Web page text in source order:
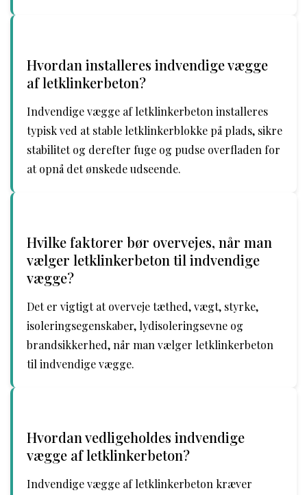
Hvordan installeres indvendige vægge
af letklinkerbeton?
Indvendige vægge af letklinkerbeton installeres
typisk ved at stable letklinkerblokke på plads, sikre
stabilitet og derefter fuge og pudse overfladen for
at opnå det ønskede udseende.
Hvilke faktorer bør overvejes, når man
vælger letklinkerbeton til indvendige
vægge?
Det er vigtigt at overveje tæthed, vægt, styrke,
isoleringsegenskaber, lydisoleringsevne og
brandsikkerhed, når man vælger letklinkerbeton
til indvendige vægge.
Hvordan vedligeholdes indvendige
vægge af letklinkerbeton?
Indvendige vægge af letklinkerbeton kræver